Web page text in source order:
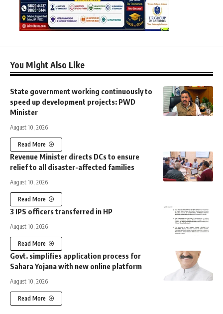
You Might Also Like
State government working continuously to
speed up development projects: PWD
Minister
August 10, 2026
Read More
Revenue Minister directs DCs to ensure
relief to all disaster-affected families
August 10, 2026
Read More
3 IPS officers transferred in HP
August 10, 2026
Read More
Govt. simplifies application process for
Sahara Yojana with new online platform
August 10, 2026
Read More